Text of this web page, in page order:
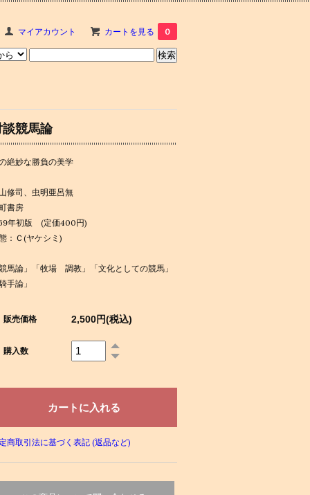
マイアカウント カートを見る 0
競馬論
絶妙な勝負の美学
修司、虫明亜呂無
書房
年初版 (定価400円)
：Ｃ(ヤケシミ)
馬論」「牧場 調教」「文化としての競馬」
手論」
販売価格 2,500円(税込)
購入数
商取引法に基づく表記 (返品など)